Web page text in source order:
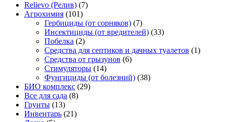
Relievo (Релив) (7)
Агрохимия (101)
Гербициды (от сорняков) (7)
Инсектициды (от вредителей) (33)
Побелка (2)
Средства для септиков и дачных туалетов (1)
Средства от грызунов (6)
Стимуляторы (14)
Фунгициды (от болезний) (38)
БИО комплекс (29)
Все для сада (8)
Грунты (13)
Инвентарь (21)